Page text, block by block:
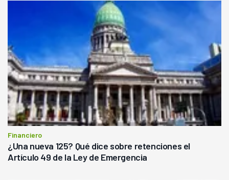
Financiero
¿Una nueva 125? Qué dice sobre retenciones el
Artículo 49 de la Ley de Emergencia